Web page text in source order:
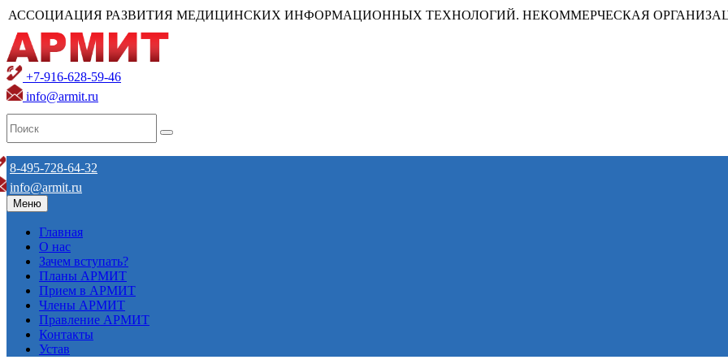
АССОЦИАЦИЯ РАЗВИТИЯ МЕДИЦИНСКИХ ИНФОРМАЦИОННЫХ ТЕХНОЛОГИЙ. НЕКОММЕРЧЕСКАЯ
+7-916-628-59-46
info@armit.ru
8-495-728-64-32
info@armit.ru
Меню
Главная
О нас
Зачем вступать?
Планы АРМИТ
Прием в АРМИТ
Члены АРМИТ
Правление АРМИТ
Контакты
Устав